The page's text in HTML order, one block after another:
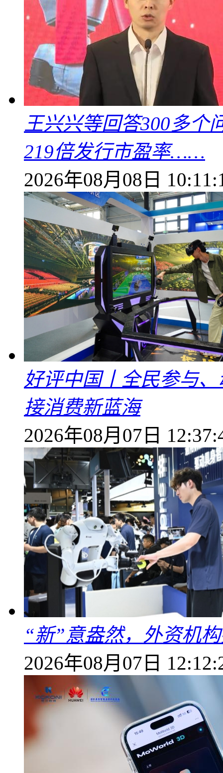
王兴兴等回答300多个
219倍发行市盈率……
2026年08月08日
好评中国丨全民参与
接消费新蓝海
2026年08月07日
“新”意盎然，外资机
2026年08月07日